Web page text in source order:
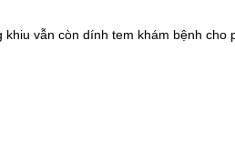
khiu vẫn còn dính tem khám bệnh cho